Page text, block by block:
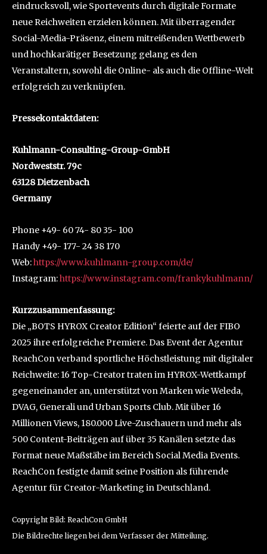
eindrucksvoll, wie Sportevents durch digitale Formate
neue Reichweiten erzielen können. Mit überragender
Social-Media-Präsenz, einem mitreißenden Wettbewerb
und hochkarätiger Besetzung gelang es den
Veranstaltern, sowohl die Online- als auch die Offline-Welt
erfolgreich zu verknüpfen.
Pressekontaktdaten:
Kuhlmann-Consulting-Group-GmbH
Nordweststr. 79c
63128 Dietzenbach
Germany
Phone +49- 60 74- 80 35- 100
Handy +49- 177- 24 38 170
Web:https://www.kuhlmann-group.com/de/
Instagram:https://www.instagram.com/frankykuhlmann/
Kurzzusammenfassung:
Die „BOTS HYROX Creator Edition“ feierte auf der FIBO
2025 ihre erfolgreiche Premiere. Das Event der Agentur
ReachCon verband sportliche Höchstleistung mit digitaler
Reichweite: 16 Top-Creator traten im HYROX-Wettkampf
gegeneinander an, unterstützt von Marken wie Weleda,
DVAG, Generali und Urban Sports Club. Mit über 16
Millionen Views, 180.000 Live-Zuschauern und mehr als
500 Content-Beiträgen auf über 35 Kanälen setzte das
Format neue Maßstäbe im Bereich Social Media Events.
ReachCon festigte damit seine Position als führende
Agentur für Creator-Marketing in Deutschland.
Copyright Bild: ReachCon GmbH
Die Bildrechte liegen bei dem Verfasser der Mitteilung.